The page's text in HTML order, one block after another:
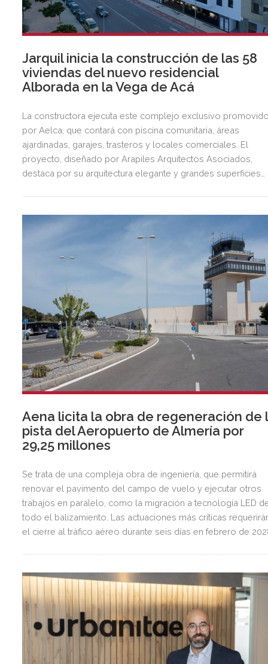
Jarquil inicia la construcción de las 58
viviendas del nuevo residencial
Alborada en la Vega de Acá
La constructora ejecuta este complejo exclusivo
por Aelca, que contará con piscina comunitaria, áreas
ajardinadas, garajes, trasteros y locales comerciales. El
proyecto, diseñado por Arapiles Arquitectos Asociados,
destaca por su arquitectura elegante y grandes superficies
Aena licita la obra de regeneración de
pista del Aeropuerto de Almería por
29,25 millones
Se trata de una compleja obra de ingeniería, que permitirá
renovar el pavimento del campo de vuelo y ejecutar otros
trabajos en paralelo, como la migración a tecnología LED
todo el balizamiento. Las actuaciones más críticas
el cierre al tráfico aéreo durante seis días en febrero de